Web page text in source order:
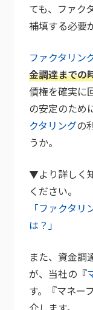
ても、ファク
補填する必要
ファクタリン
金調達までの
債権を確実に
の安定のため
クタリングの
うか。
▼より詳しく
ください。
「ファクタ
は？」
また、資金調
が、当社の『
す。『マネー